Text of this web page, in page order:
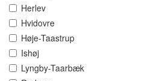
Herlev
Hvidovre
Høje-Taastrup
Ishøj
Lyngby-Taarbæk